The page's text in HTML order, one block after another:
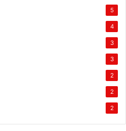
5
4
3
3
2
2
2